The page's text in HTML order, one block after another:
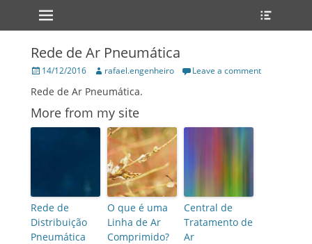
Primary Menu
Skip
to
Rede de Ar Pneumática
Posted
14/12/2016 Author
rafael.engenheiro Leave a comment
Rede de Ar Pneumática.
More from my site
Rede de
Distribuição
Pneumática
O que é uma
Linha de Ar
Comprimido?
Central de
Tratamento de
Ar